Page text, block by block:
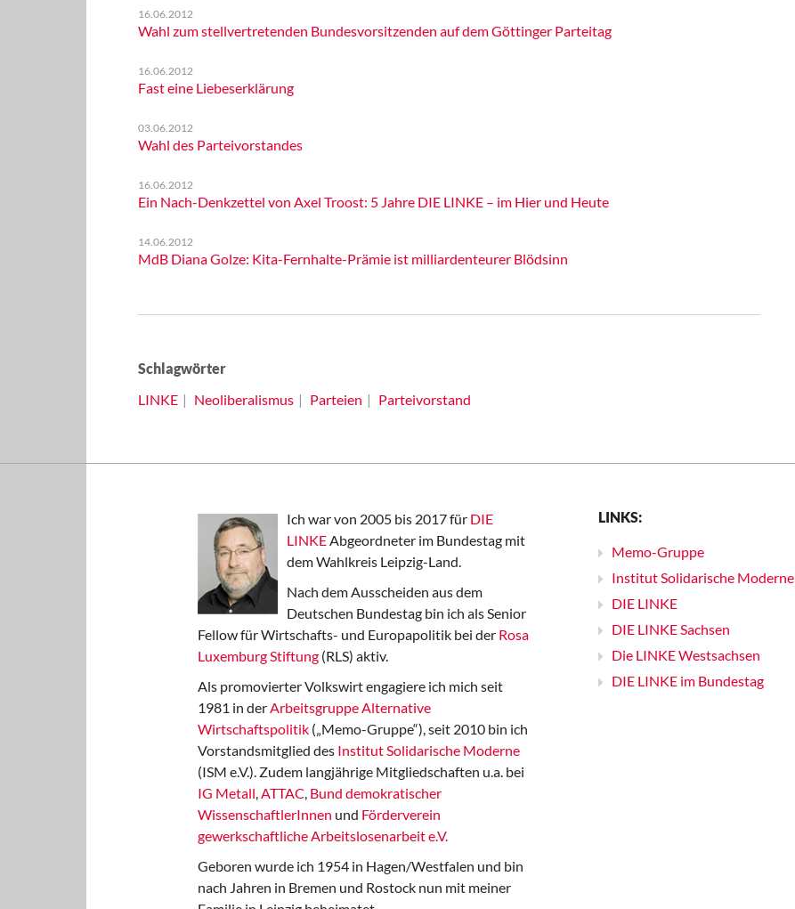
16.06.2012
Wahl zum stellvertretenden Bundesvorsitzenden auf dem Göttinger Parteitag
16.06.2012
Fast eine Liebeserklärung
03.06.2012
Wahl des Parteivorstandes
16.06.2012
Ein Nach-Denkzettel von Axel Troost: 5 Jahre DIE LINKE – im Hier und Heute
14.06.2012
MdB Diana Golze: Kita-Fernhalte-Prämie ist milliardenteurer Blödsinn
Schlagwörter
LINKE
Neoliberalismus Parteien Parteivorstand
Ich war von 2005 bis 2017 für DIE
LINKEAbgeordneter im Bundestag mit
dem Wahlkreis Leipzig-Land.
Nach dem Ausscheiden aus dem
Deutschen Bundestag bin ich als Senior
Fellow für Wirtschafts- und Europapolitik bei der Rosa
Luxemburg Stiftung (RLS) aktiv.
Als promovierter Volkswirt engagiere ich mich seit
1981 in derArbeitsgruppe Alternative
Wirtschaftspolitik („Memo-Gruppe“), seit 2010 bin ich
Vorstandsmitglied des Institut Solidarische Moderne
(ISM e.V.). Zudem langjährige Mitgliedschaften u.a. bei
IG Metall,ATTAC, Bund demokratischer
WissenschaftlerInnen und Förderverein
gewerkschaftliche Arbeitslosenarbeit e.V.
Geboren wurde ich 1954 in Hagen/Westfalen und bin
nach Jahren in Bremen und Rostock nun mit meiner
LINKS:
Memo-Gruppe
Institut Solidarische Moderne
DIE LINKE
DIE LINKE Sachsen
Die LINKE Westsachsen
DIE LINKE im Bundestag